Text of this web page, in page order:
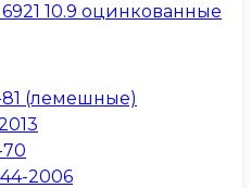
10.9 оцинкованные
(лемешные)
2006